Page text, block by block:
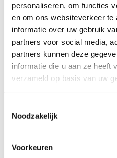
personaliseren, om functies
en om ons websiteverkeer
informatie over uw gebruik
partners voor social media,
partners kunnen deze
informatie die u aan ze heeft
verzameld op basis van uw
Noodzakelijk
Voorkeuren